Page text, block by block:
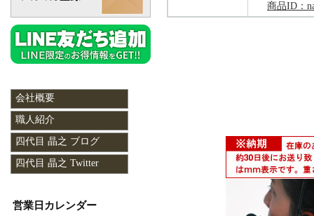
商品ID：
会社概要
職人紹介
四代目 晶之 ブログ
四代目 晶之 Twitter
営業日カレンダー